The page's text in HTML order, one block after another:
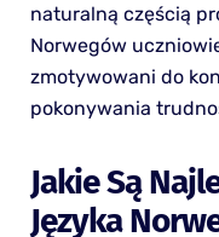
naturalną częścią
Norwegów
zmotywowani do
pokonywania
Jakie Są
Języka